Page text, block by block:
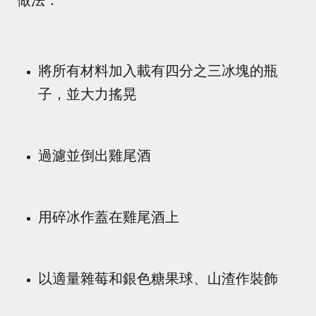
將所有材料加入載有四分之三冰塊的瓶
子，並大力搖晃
過濾並倒出雞尾酒
用碎冰作蓋在雞尾酒上
以適量雜莓和銀色糖果球、山渣作裝飾